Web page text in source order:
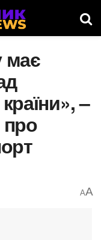
має
–
AA